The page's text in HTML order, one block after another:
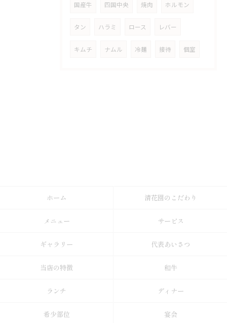
国産牛 四国中央 焼肉 ホルモン
タン ハラミ ロース レバー
キムチ ナムル 冷麺 接待 個室
ホーム 清花園のこだわり
メニュー サービス
ギャラリー 代表あいさつ
当店の特徴 和牛
ランチ ディナー
希少部位 宴会